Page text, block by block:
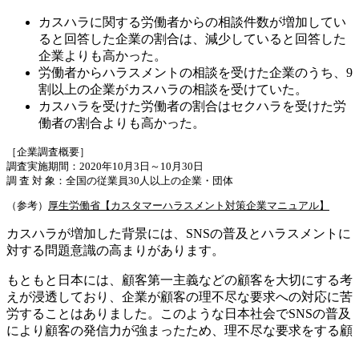
カスハラに関する労働者からの相談件数が増加してい
ると回答した企業の割合は、減少していると回答した
企業よりも高かった。
労働者からハラスメントの相談を受けた企業のうち、9
割以上の企業がカスハラの相談を受けていた。
カスハラを受けた労働者の割合はセクハラを受けた労
働者の割合よりも高かった。
［企業調査概要］
調査実施期間：2020年10月3日～10月30日
調 査 対 象：全国の従業員30人以上の企業・団体
（参考） 厚生労働省【カスタマーハラスメント対策企業マニュアル】
カスハラが増加した背景には、SNSの普及とハラスメントに
対する問題意識の高まりがあります。
もともと日本には、顧客第一主義などの顧客を大切にする考
えが浸透しており、企業が顧客の理不尽な要求への対応に苦
労することはありました。このような日本社会でSNSの普及
により顧客の発信力が強まったため、理不尽な要求をする顧